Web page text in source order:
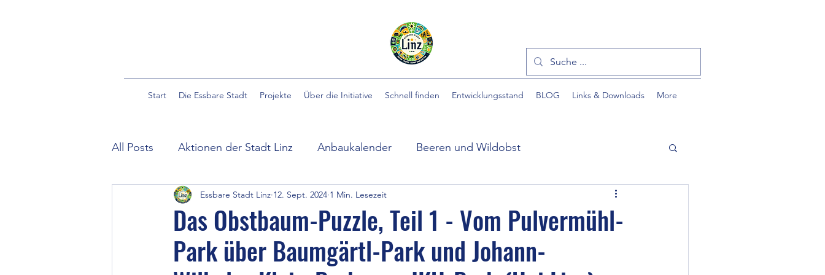
Start Die Essbare Stadt Projekte Über die Initiative Schnell finden Entwicklungsstand BLOG Links & Downloads More
All Posts Aktionen der Stadt Linz Anbaukalender Beeren und Wildobst
Community Garden Pulvermühlpark EINFACH gärtnern
Essbare Wildpflanzen in der Stadt Ewige Gemüse Gartenhilfe Gartennützlinge
Das Obstbaum-Puzzle, Teil 1 - Vom Pulvermühl-
Park über Baumgärtl-Park und Johann-
Essbare Stadt Linz 12. Sept. 2024 1 Min. Lesezeit